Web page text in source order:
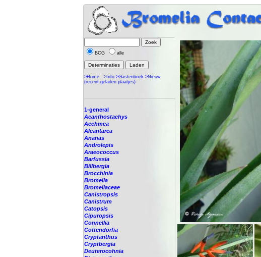
BCG alle
>Home >Info >Gastenboek >Nieuw
(recent geladen plaatjes)
1-general
Acanthostachys
Aechmea
Alcantarea
Ananas
Androlepis
Araeococcus
Barfussia
Billbergia
Brocchinia
Bromelia
Bromeliaceae
Canistropsis
Canistrum
Catopsis
Cipuropsis
Connellia
Cottendorfia
Cryptanthus
Cryptbergia
Deuterocohnia